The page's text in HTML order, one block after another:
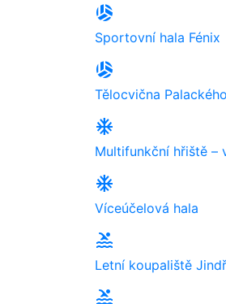
sports_volleyball
Sportovní hala Fénix
sports_volleyball
Tělocvična Palackého
ac_unit
Multifunkční hřiště –
ac_unit
Víceúčelová hala
pool
Letní koupaliště
pool